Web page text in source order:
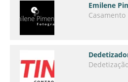
Emilene
Casamento